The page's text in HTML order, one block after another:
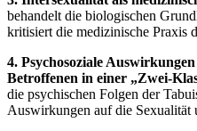
behandelt die biologischen
kritisiert die medizinische Praxis
4. Psychosoziale
Betroffenen in einer „Zwei-
die psychischen Folgen der
Auswirkungen auf die Sexualität